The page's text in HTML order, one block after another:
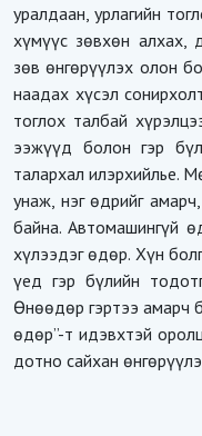
уралдаан, урлагийн
хүмүүс зөвхөн алхах,
зөв өнгөрүүлэх олон
наадах хүсэл
тоглох талбай
ээжүүд болон гэр
талархал илэрхийлье.
унаж, нэг өдрийг
байна. Автомашингүй
хүлээдэг өдөр. Хүн
үед гэр бүлийн
Өнөөдөр гэртээ амарч
өдөр”-т идэвхтэй
дотно сайхан